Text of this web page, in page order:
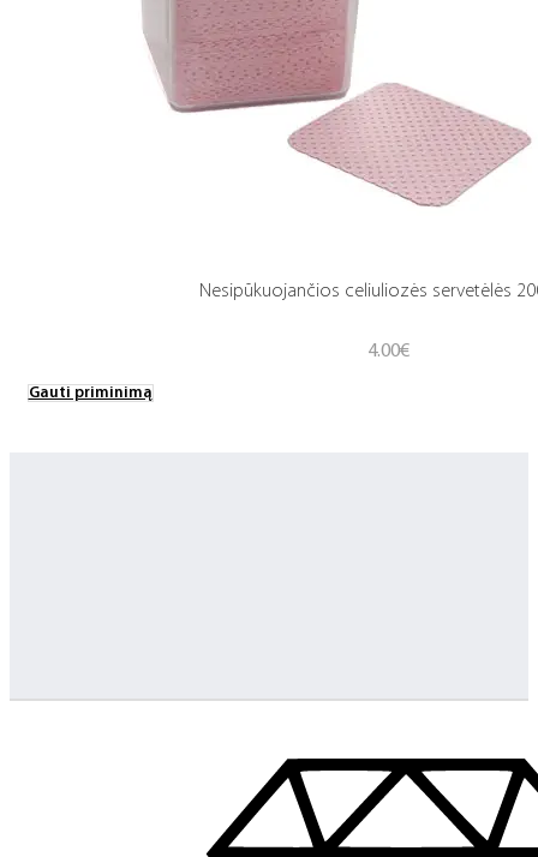
Nesipūkuojančios celiuliozės servetėlės
4.00€
Gauti priminimą
Jeigu turite klausimų ar iškilo problemų su užsakymu, mus